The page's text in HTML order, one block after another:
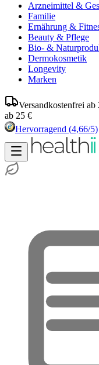
Arzneimittel &
Familie
Ernährung &
Beauty & Pflege
Bio- &
Dermokosmetik
Longevity
Marken
Versandkostenfrei
ab 25 €
Hervorragend (4,66/5)